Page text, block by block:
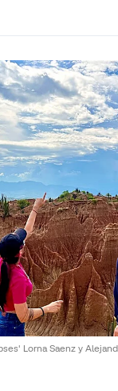
Lorna Saenz y